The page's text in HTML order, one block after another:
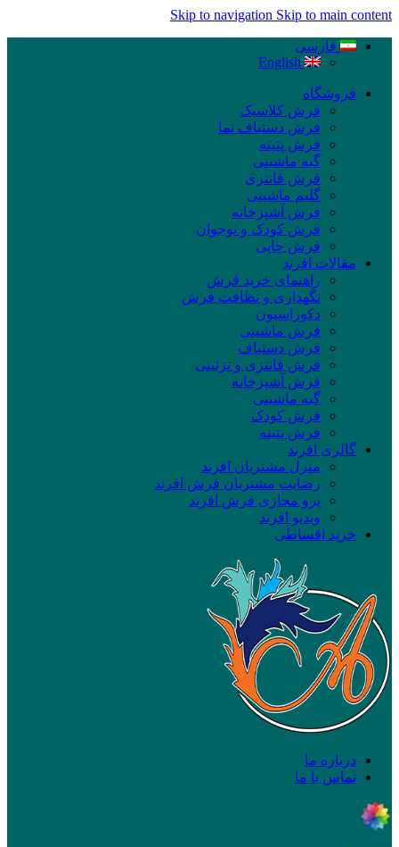
Skip to navigation Skip to main content
فارسی
English
فروشگاه
فرش کلاسیک
فرش دستباف نما
فرش پتینه
گبه ماشینی
فرش فانتزی
گلیم ماشینی
فرش آشپزخانه
فرش کودک و نوجوان
فرش چاپی
مقالات افرند
راهنمای خرید فرش
نگهداری و نظافت فرش
دکوراسیون
فرش ماشینی
فرش دستباف
فرش فانتزی و تزئینی
فرش آشپزخانه
گبه ماشینی
فرش کودک
فرش پتینه
گالری افرند
منزل مشتریان افرند
رضایت مشتریان فرش افرند
پرو مجازی فرش افرند
ویدیو افرند
خرید اقساطی
درباره ما
تماس با ما